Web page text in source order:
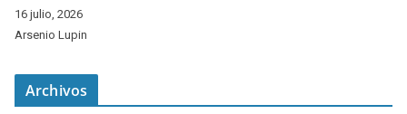
16 julio, 2026
Arsenio Lupin
Archivos